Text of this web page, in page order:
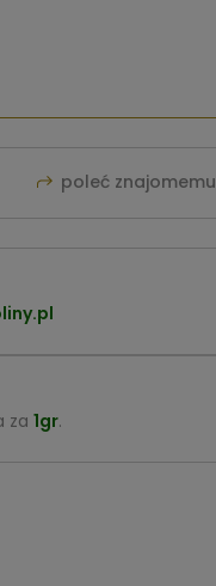
poleć znajomemu
za 1gr.